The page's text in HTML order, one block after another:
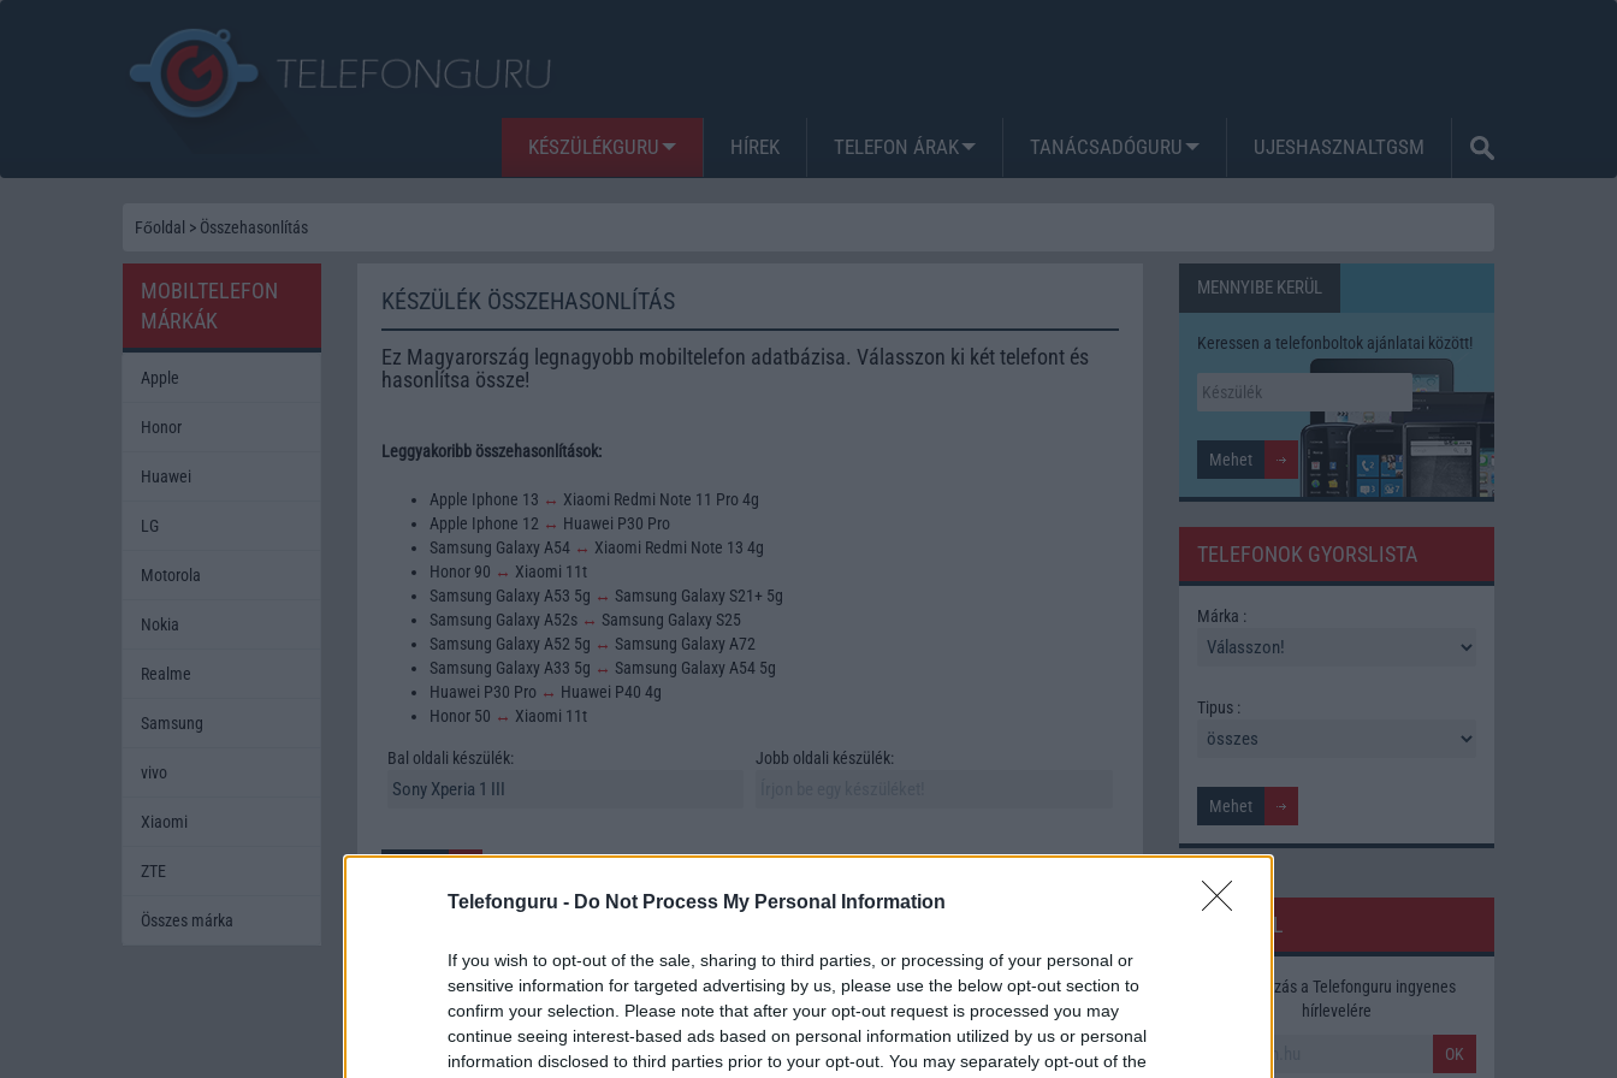
Telefonguru - Do Not Process My Personal Information
If you wish to opt-out of the sale, sharing to third parties, or processing of your personal or
sensitive information for targeted advertising by us, please use the below opt-out section to
confirm your selection. Please note that after your opt-out request is processed you may
continue seeing interest-based ads based on personal information utilized by us or personal
information disclosed to third parties prior to your opt-out. You may separately opt-out of the
KÉSZÜLÉKGURU HÍREK TELEFON ÁRAK TANÁCSADÓGURU UJESHASZNALTGSM
Főoldal > Összehasonlítás
KÉSZÜLÉK ÖSSZEHASONLÍTÁS
Ez Magyarország legnagyobb mobiltelefon adatbázisa. Válasszon ki két telefont és
hasonlítsa össze!
Leggyakoribb összehasonlítások:
Apple Iphone 13 ↔ Xiaomi Redmi Note 11 Pro 4g
Apple Iphone 12 ↔ Huawei P30 Pro
Samsung Galaxy A54 ↔ Xiaomi Redmi Note 13 4g
Honor 90 ↔ Xiaomi 11t
Samsung Galaxy A53 5g ↔ Samsung Galaxy S21+ 5g
Samsung Galaxy A52s ↔ Samsung Galaxy S25
Samsung Galaxy A52 5g ↔ Samsung Galaxy A72
Samsung Galaxy A33 5g ↔ Samsung Galaxy A54 5g
Huawei P30 Pro ↔ Huawei P40 4g
Honor 50 ↔ Xiaomi 11t
Bal oldali készülék: Jobb oldali készülék:
A mobiltelefonok kiválasztása és összehasonlítása az egyik legfontosabb feladat azok számára, akik új
készüléket szeretnének vásárolni. A mobiltelefonok sokfélesége azonban számos szempontot vonz magára,
amikor két készüléket hasonlítunk össze. Ebben a cikkben összehasonlítunk két szabadon választott
mobiltelefont, és segítünk megtalálni azokat az elemeket, amelyek a döntésünket meghatározzák.
MENNYIBE KERÜL
Keressen a telefonboltok ajánlatai között!
TELEFONOK GYORSLISTA
Márka :
Tipus :
HÍRLEVÉL
Feliratkozás a Telefonguru ingyenes
hírlevelére
OK
MOBILTELEFON
MÁRKÁK
Apple
Honor
Huawei
LG
Motorola
Nokia
Realme
Samsung
vivo
Xiaomi
ZTE
Összes márka